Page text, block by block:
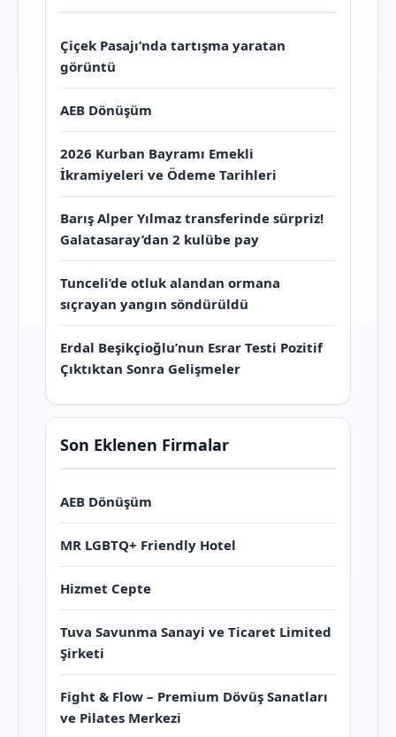
Çiçek Pasajı’nda tartışma yaratan
görüntü
AEB Dönüşüm
2026 Kurban Bayramı Emekli
İkramiyeleri ve Ödeme Tarihleri
Barış Alper Yılmaz transferinde sürpriz!
Galatasaray’dan 2 kulübe pay
Tunceli’de otluk alandan ormana
sıçrayan yangın söndürüldü
Erdal Beşikçioğlu’nun Esrar Testi Pozitif
Çıktıktan Sonra Gelişmeler
Son Eklenen Firmalar
AEB Dönüşüm
MR LGBTQ+ Friendly Hotel
Hizmet Cepte
Tuva Savunma Sanayi ve Ticaret Limited
Şirketi
Fight & Flow – Premium Dövüş Sanatları
ve Pilates Merkezi